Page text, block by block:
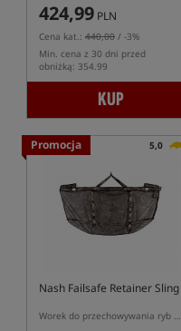
424,99 PLN
Cena kat.: 440,00 / -3%
Min. cena z 30 dni przed
obniżką: 354.99
KUP
Promocja 5,0
Nash Failsafe Retainer Sling
Worek do przechowywania ryb z innowacyjnym systemem pływającej ramy